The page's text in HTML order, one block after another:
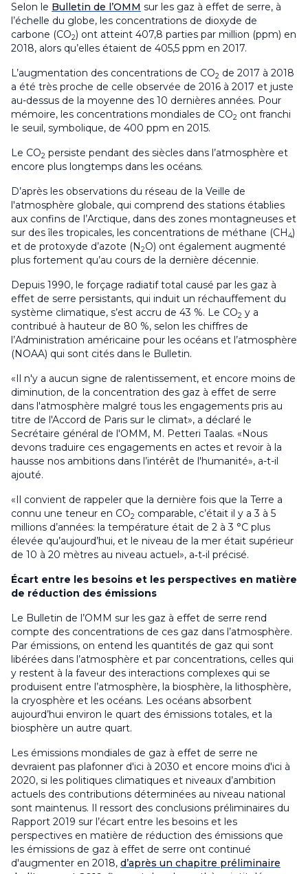
Selon le Bulletin de l’OMM sur les gaz à effet de serre, à
l’échelle du globe, les concentrations de dioxyde de
carbone (CO2) ont atteint 407,8 parties par million (ppm) en
2018, alors qu’elles étaient de 405,5 ppm en 2017.
L’augmentation des concentrations de CO2 de 2017 à 2018
a été très proche de celle observée de 2016 à 2017 et juste
au-dessus de la moyenne des 10 dernières années. Pour
mémoire, les concentrations mondiales de CO2 ont franchi
le seuil, symbolique, de 400 ppm en 2015.
Le CO2 persiste pendant des siècles dans l’atmosphère et
encore plus longtemps dans les océans.
D’après les observations du réseau de la Veille de
l'atmosphère globale, qui comprend des stations établies
aux confins de l’Arctique, dans des zones montagneuses et
sur des îles tropicales, les concentrations de méthane (CH 4)
et de protoxyde d’azote (N 2O) ont également augmenté
plus fortement qu’au cours de la dernière décennie.
Depuis 1990, le forçage radiatif total causé par les gaz à
effet de serre persistants, qui induit un réchauffement du
système climatique, s’est accru de 43 %. Le CO2 y a
contribué à hauteur de 80 %, selon les chiffres de
l’Administration américaine pour les océans et l’atmosphère
(NOAA) qui sont cités dans le Bulletin.
«Il n'y a aucun signe de ralentissement, et encore moins de
diminution, de la concentration des gaz à effet de serre
dans l'atmosphère malgré tous les engagements pris au
titre de l'Accord de Paris sur le climat», a déclaré le
Secrétaire général de l'OMM, M. Petteri Taalas. «Nous
devons traduire ces engagements en actes et revoir à la
hausse nos ambitions dans l’intérêt de l'humanité», a-t-il
ajouté.
«Il convient de rappeler que la dernière fois que la Terre a
connu une teneur en CO2 comparable, c’était il y a 3 à 5
millions d’années: la température était de 2 à 3 °C plus
élevée qu’aujourd’hui, et le niveau de la mer était supérieur
de 10 à 20 mètres au niveau actuel», a‑t‑il précisé.
Écart entre les besoins et les perspectives en matière
de réduction des émissions
Le Bulletin de l’OMM sur les gaz à effet de serre rend
compte des concentrations de ces gaz dans l’atmosphère.
Par émissions, on entend les quantités de gaz qui sont
libérées dans l’atmosphère et par concentrations, celles qui
y restent à la faveur des interactions complexes qui se
produisent entre l’atmosphère, la biosphère, la lithosphère,
la cryosphère et les océans. Les océans absorbent
aujourd’hui environ le quart des émissions totales, et la
biosphère un autre quart.
Les émissions mondiales de gaz à effet de serre ne
devraient pas plafonner d'ici à 2030 et encore moins d'ici à
2020, si les politiques climatiques et niveaux d’ambition
actuels des contributions déterminées au niveau national
sont maintenus. Il ressort des conclusions préliminaires du
Rapport 2019 sur l’écart entre les besoins et les
perspectives en matière de réduction des émissions que
les émissions de gaz à effet de serre ont continué
d'augmenter en 2018, d’après un chapitre préliminaire